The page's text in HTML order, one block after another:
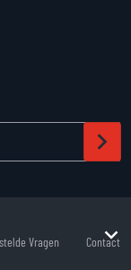
Vragen Contact